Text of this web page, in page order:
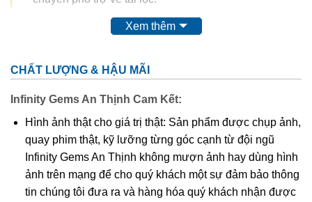
Ý nghĩa “Tỳ Hưu” Phong Thủy
miệng mà lại không có hậu môn, và chỉ ăn vàng bạc châu
sở hữu một tỳ hưu bên mình thì người sở hữu sẽ sớm trở
nên giàu có, bởi của cải chỉ có vào mà không có ra. Câu
chuyện Hòa Thân trong lịch sử Trung Hoa, nhờ lén sở hữu
tỳ hưu mà trở nên giàu có hơn cả vua, là một minh chứng
cụ thể cho quan niệm này.
Xem thêm
CHẤT LƯỢNG & HẬU MÃI
Infinity Gems An Thịnh Cam Kết:
Hình ảnh thật cho giá trị thật: Sản phẩm được chụp ảnh,
quay phim thật, kỹ lưỡng từng góc cạnh từ đội ngũ
Infinity Gems An Thịnh không mượn ảnh hay dùng hình
ảnh trên mạng để cho quý khách một sự đảm bảo thông
tin chúng tôi đưa ra và hàng hóa quý khách nhận được